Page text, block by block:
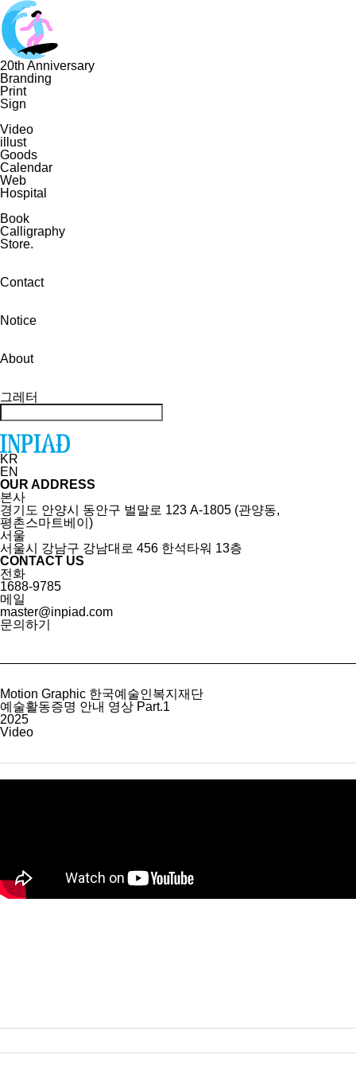
20th Anniversary
Branding
Print
Sign
Video
illust
Goods
Calendar
Web
Hospital
Book
Calligraphy
Store.
Contact
Notice
About
그레터
KR
EN
OUR ADDRESS
본사
경기도 안양시 동안구 벌말로 123 A-1805 (관양동,
평촌스마트베이)
서울
서울시 강남구 강남대로 456 한석타워 13층
CONTACT US
전화
1688-9785
메일
master@inpiad.com
문의하기
Motion Graphic 한국예술인복지재단
예술활동증명 안내 영상 Part.1
2025
Video